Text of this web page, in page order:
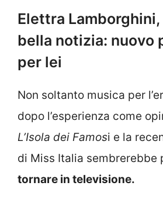
Elettra Lamborghini,
bella notizia: nuovo
per lei
Non soltanto musica per
dopo l’esperienza come
L’Isola dei Famosi e la
di Miss Italia sembrerebbe
tornare in televisione.